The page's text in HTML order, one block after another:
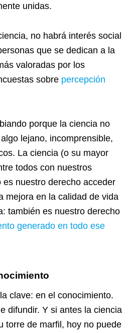
unidas.
no habrá interés social
que se dedican a la
valoradas por los
sobre percepción
porque la ciencia no
lejano, incomprensible,
La ciencia (o su mayor
todos con nuestros
es nuestro derecho acceder
mejora en la calidad de vida
también es nuestro derecho
generado en todo ese
clave: en el conocimiento.
difundir. Y si antes la ciencia
torre de marfil, hoy no puede